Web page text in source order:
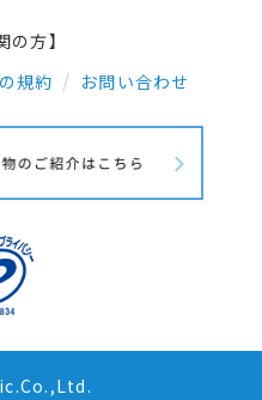
の方】
規約
お問い合わせ